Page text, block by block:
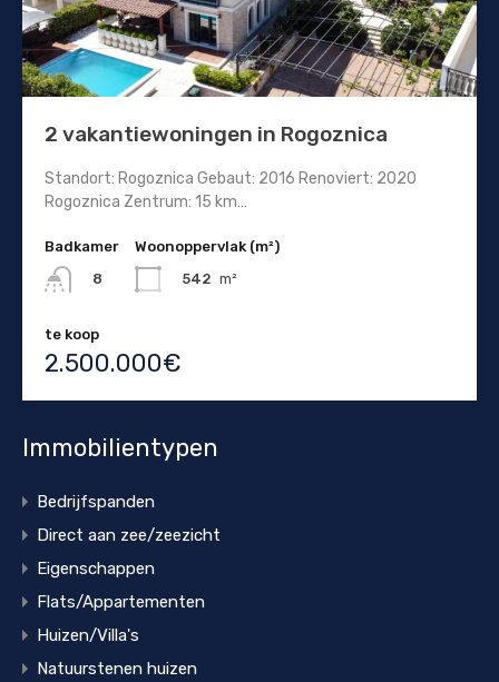
2 vakantiewoningen in Rogoznica
Standort: Rogoznica Gebaut: 2016 Renoviert: 2020
Rogoznica Zentrum: 15 km…
Badkamer
8
Woonoppervlak (m²)
542 m²
te koop
2.500.000€
Immobilientypen
Bedrijfspanden
Direct aan zee/zeezicht
Eigenschappen
Flats/Appartementen
Huizen/Villa's
Natuurstenen huizen